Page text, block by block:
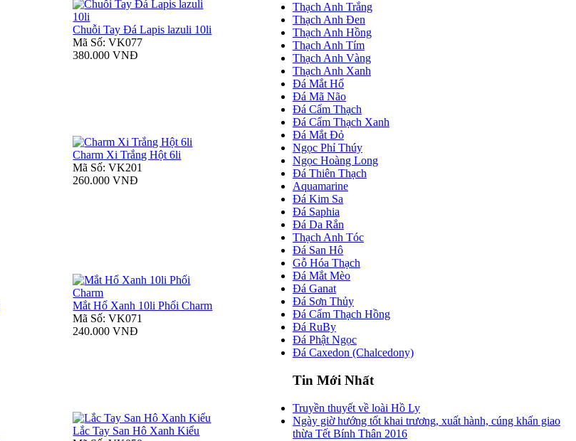
Chuỗi Tay Đá Lapis lazuli 10li
Mã Số: VK077
380.000 VNĐ
Charm Xi Trắng Hột 6li
Mã Số: VK201
260.000 VNĐ
Mắt Hổ Xanh 10li Phối Charm
Mã Số: VK071
240.000 VNĐ
Lắc Tay San Hô Xanh Kiểu
Thạch Anh Trắng
Thạch Anh Đen
Thạch Anh Hồng
Thạch Anh Tím
Thạch Anh Vàng
Thạch Anh Xanh
Đá Mắt Hổ
Đá Mã Não
Đá Cẩm Thạch
Đá Cẩm Thạch Xanh
Đá Mắt Đỏ
Ngọc Phỉ Thúy
Ngọc Hoàng Long
Đá Thiên Thạch
Aquamarine
Đá Kim Sa
Đá Saphia
Đá Da Rắn
Thạch Anh Tóc
Đá San Hô
Gỗ Hóa Thạch
Đá Mắt Mèo
Đá Ganat
Đá Sơn Thủy
Đá Cẩm Thạch Hồng
Đá RuBy
Đá Phật Ngọc
Đá Caxedon (Chalcedony)
Tin Mới Nhất
Truyền thuyết về loài Hồ Ly
Ngày giờ hướng tốt khai trương, xuất hành, cúng khấn giao
thừa Tết Bính Thân 2016